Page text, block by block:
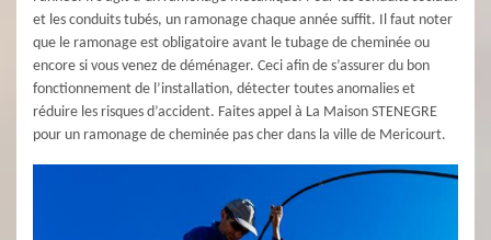
et les conduits tubés, un ramonage chaque année suffit. Il faut noter
que le ramonage est obligatoire avant le tubage de cheminée ou
encore si vous venez de déménager. Ceci afin de s’assurer du bon
fonctionnement de l’installation, détecter toutes anomalies et
réduire les risques d’accident. Faites appel à La Maison STENEGRE
pour un ramonage de cheminée pas cher dans la ville de Mericourt.